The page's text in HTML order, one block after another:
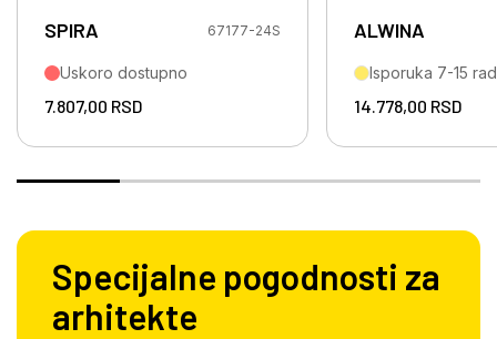
SPIRA 67177-24S
Uskoro dostupno
7.807,00 RSD
ALWINA
Isporuka 7-15
14.778,00 RSD
Specijalne pogodnosti za
arhitekte